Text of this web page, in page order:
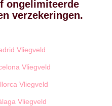
ongelimiteerde
verzekeringen.
Vliegveld
Vliegveld
Vliegveld
Vliegveld